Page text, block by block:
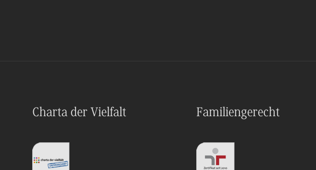
Charta der Vielfalt Familiengerecht